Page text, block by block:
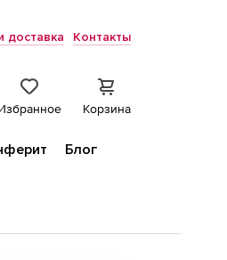
доставка Контакты
Корзина
Блог